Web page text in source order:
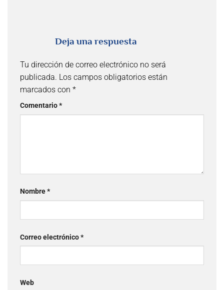
Deja una respuesta
Tu dirección de correo electrónico no será
publicada. Los campos obligatorios están
marcados con *
Comentario*
Nombre*
Correo electrónico*
Web